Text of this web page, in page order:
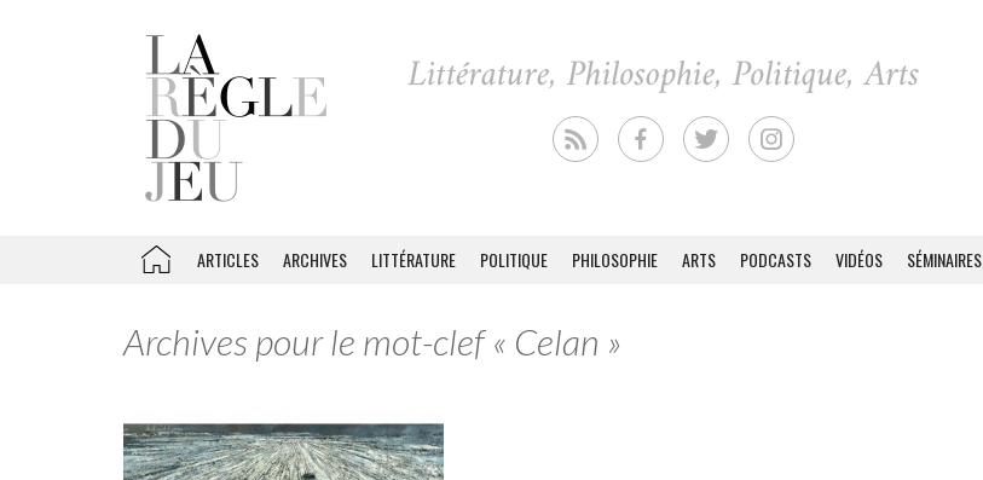
ARTICLES ARCHIVES LITTÉRATURE POLITIQUE PHILOSOPHIE ARTS PODCASTS VIDÉOS SÉMINAIRES
Archives pour le mot-clef « Celan »